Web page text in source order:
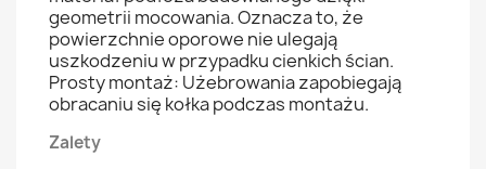
geometrii mocowania. Oznacza to, że
powierzchnie oporowe nie ulegają
uszkodzeniu w przypadku cienkich ścian.
Prosty montaż: Użebrowania zapobiegają
obracaniu się kołka podczas montażu.
Zalety